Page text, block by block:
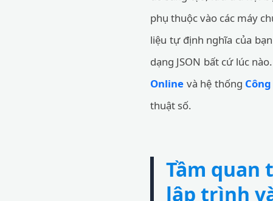
phụ thuộc vào các máy
liệu tự định nghĩa của
dạng JSON bất cứ lúc
Online và hệ thống
thuật số.
Tầm quan
lập trình